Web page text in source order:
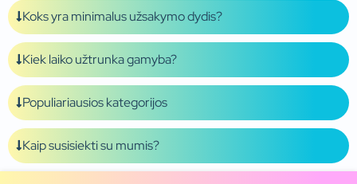
Koks yra minimalus užsakymo dydis?
Kiek laiko užtrunka gamyba?
Populiariausios kategorijos
Kaip susisiekti su mumis?